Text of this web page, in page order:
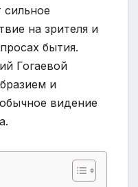
сильное
на зрителя и
бытия.
Гогаевой
и
видение